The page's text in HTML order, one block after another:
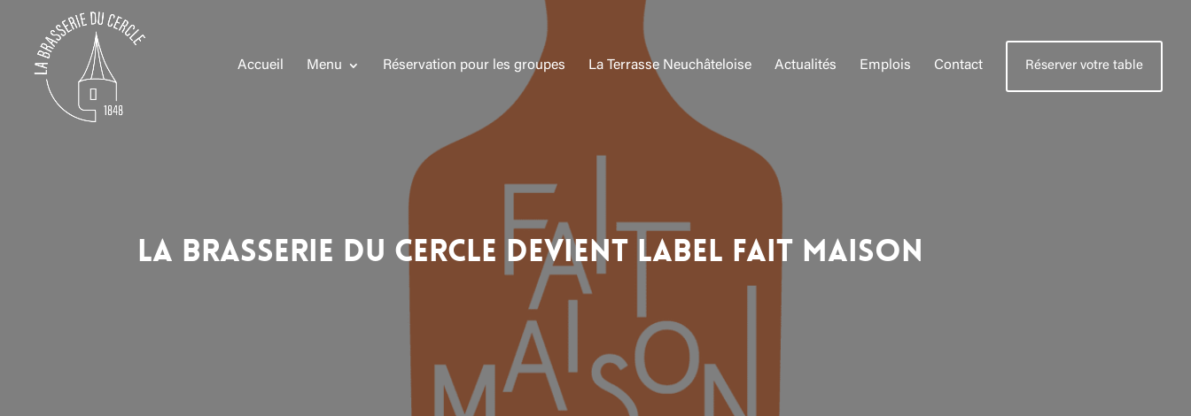
Accueil Menu Réservation pour les groupes La Terrasse Neuchâteloise Actualités Emplois Contact Réserver votre table
La Brasserie du cercle devient Label Fait Maison